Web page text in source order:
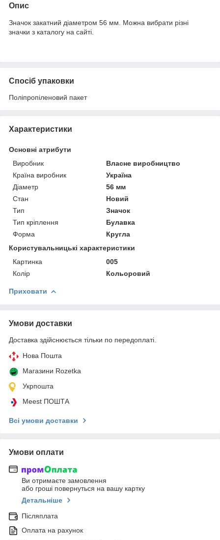
Опис
Значок закатний діаметром 56 мм. Можна вибрати різні
значки з каталогу на сайті.
Спосіб упаковки
Поліпропіленовий пакет
Характеристики
Основні атрибути
Виробник
Власне виробництво
Країна виробник
Україна
Діаметр
56 мм
Стан
Новий
Тип
Значок
Тип кріплення
Булавка
Форма
Кругла
Користувальницькі характеристики
Картинка
005
Колір
Кольоровий
Приховати
Умови доставки
Доставка здійснюється тільки по передоплаті.
Нова Пошта
Магазини Rozetka
Укрпошта
Meest ПОШТА
Всі умови доставки
Умови оплати
Ви отримаєте замовлення
або гроші повернуться на вашу картку
Детальніше
Післяплата
Оплата на рахунок